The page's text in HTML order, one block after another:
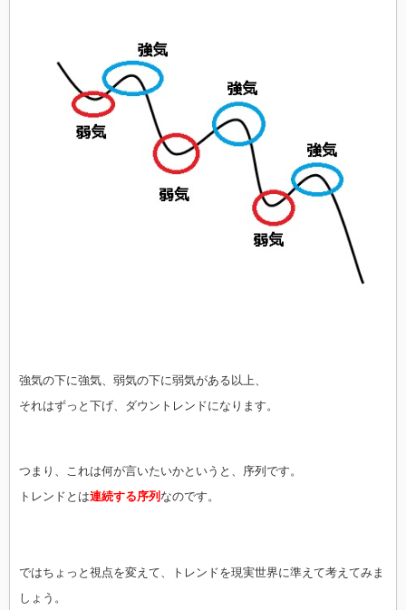
強気の下に強気、弱気の下に弱気がある以上、
それはずっと下げ、ダウントレンドになります。
つまり、これは何が言いたいかというと、序列です。
トレンドとは連続する序列 なのです。
ではちょっと視点を変えて、トレンドを現実世界に準えて考えてみま
しょう。